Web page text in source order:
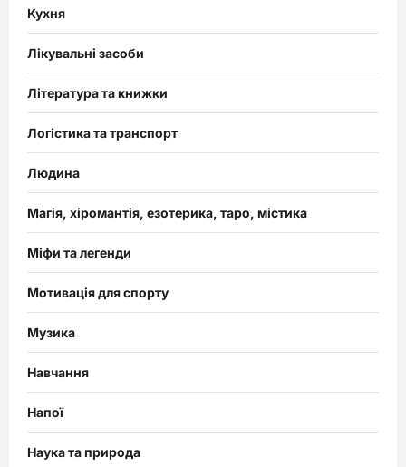
Кухня
Лікувальні засоби
Література та книжки
Логістика та транспорт
Людина
Магія, хіромантія, езотерика, таро, містика
Міфи та легенди
Мотивація для спорту
Музика
Навчання
Напої
Наука та природа